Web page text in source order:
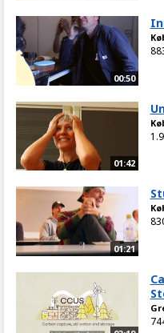
00:50
01:42
01:21